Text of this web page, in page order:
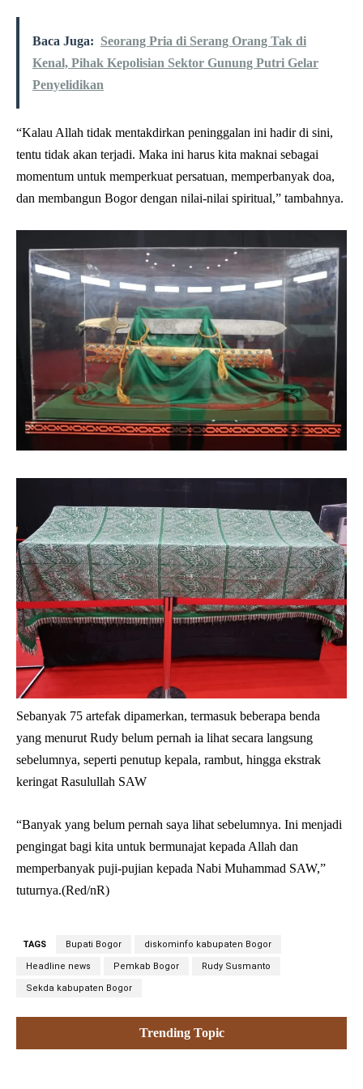
Baca Juga: Seorang Pria di Serang Orang Tak di
Kenal, Pihak Kepolisian Sektor Gunung Putri Gelar
Penyelidikan
“Kalau Allah tidak mentakdirkan peninggalan ini hadir di sini,
tentu tidak akan terjadi. Maka ini harus kita maknai sebagai
momentum untuk memperkuat persatuan, memperbanyak doa,
dan membangun Bogor dengan nilai-nilai spiritual,” tambahnya.
Sebanyak 75 artefak dipamerkan, termasuk beberapa benda
yang menurut Rudy belum pernah ia lihat secara langsung
sebelumnya, seperti penutup kepala, rambut, hingga ekstrak
keringat Rasulullah SAW
“Banyak yang belum pernah saya lihat sebelumnya. Ini menjadi
pengingat bagi kita untuk bermunajat kepada Allah dan
memperbanyak puji-pujian kepada Nabi Muhammad SAW,”
tuturnya.(Red/nR)
TAGS Bupati Bogor diskominfo kabupaten Bogor
Headline news Pemkab Bogor Rudy Susmanto
Sekda kabupaten Bogor
Trending Topic